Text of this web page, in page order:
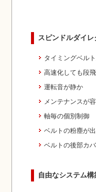
スピンドルダイ
タイミングベル
高速化しても段
運転音が静か
メンテナンスが
軸毎の個別制御
ベルトの粉塵が
ベルトの後部カ
自由なシステム構